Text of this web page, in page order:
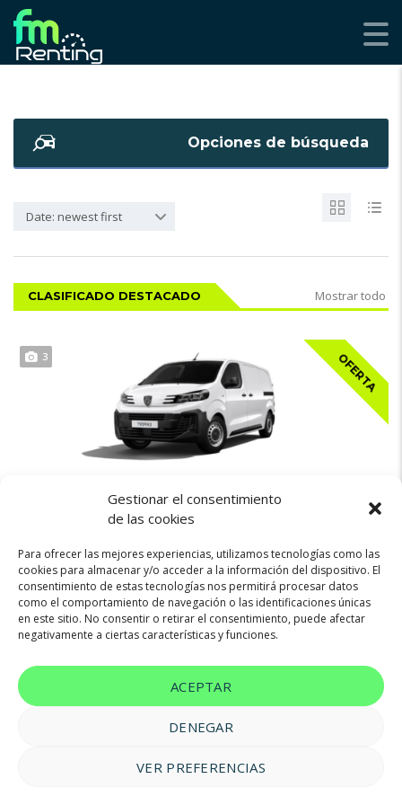
Gestionar el consentimiento
de las cookies
Para ofrecer las mejores experiencias, utilizamos tecnologías como las
cookies para almacenar y/o acceder a la información del dispositivo. El
consentimiento de estas tecnologías nos permitirá procesar datos
como el comportamiento de navegación o las identificaciones únicas
en este sitio. No consentir o retirar el consentimiento, puede afectar
negativamente a ciertas características y funciones.
ACEPTAR
DENEGAR
VER PREFERENCIAS
Opciones de búsqueda
Date: newest first
CLASIFICADO DESTACADO Mostrar todo
OFERTA
3
PEUGEOT EXPERT
Diésel 120cv Manual